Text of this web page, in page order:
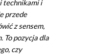
technikami i
przede
z sensem,
To pozycja dla
czy